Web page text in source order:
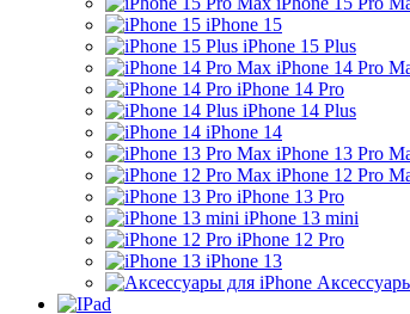
iPhone 15
iPhone 15 Plus
iPhone 14 Pro
iPhone 14 Pro
iPhone 14 Plus
iPhone 14
iPhone 13 Pro
iPhone 12 Pro
iPhone 13 Pro
iPhone 13 mini
iPhone 12 Pro
iPhone 13